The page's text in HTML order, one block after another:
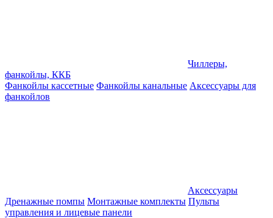
Чиллеры,
фанкойлы, ККБ
Фанкойлы кассетные Фанкойлы канальные Аксессуары для
фанкойлов
Аксессуары
Дренажные помпы Монтажные комплекты Пульты
управления и лицевые панели